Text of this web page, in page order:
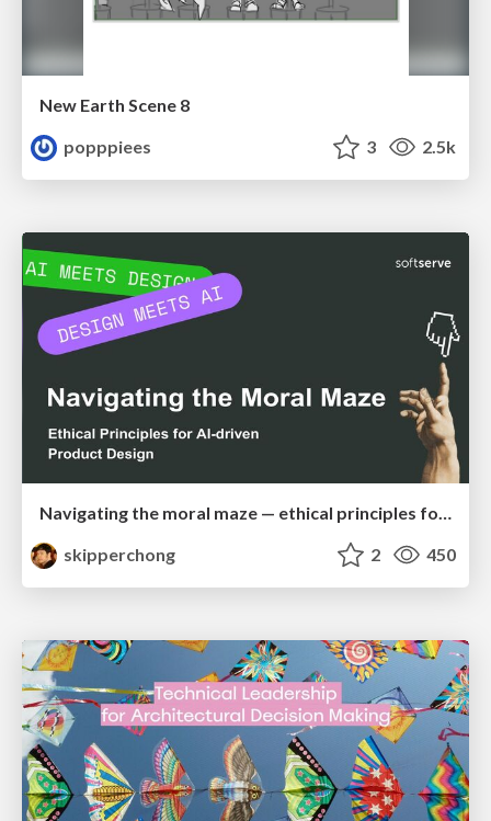
New Earth Scene 8
popppiees
3 2.5k
Navigating the moral maze — ethical principles for Al-driven product design
skipperchong
2 450